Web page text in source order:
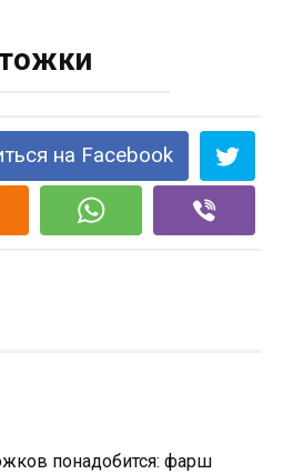
на Facebook
понадобится: фарш